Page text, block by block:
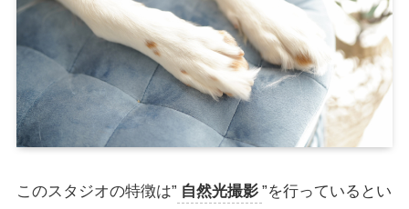
このスタジオの特徴は” 自然光撮影 ”を行っているとい